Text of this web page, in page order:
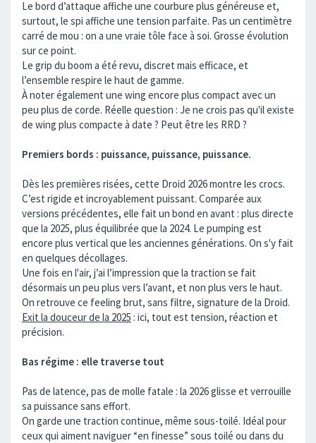
Le bord d’attaque affiche une courbure plus généreuse et,
surtout, le spi affiche une tension parfaite. Pas un centimètre
carré de mou : on a une vraie tôle face à soi. Grosse évolution
sur ce point.
Le grip du boom a été revu, discret mais efficace, et
l’ensemble respire le haut de gamme.
À noter également une wing encore plus compact avec un
peu plus de corde. Réelle question : Je ne crois pas qu'il existe
de wing plus compacte à date ? Peut être les RRD ?
Premiers bords : puissance, puissance, puissance.
Dès les premières risées, cette Droid 2026 montre les crocs.
C’est rigide et incroyablement puissant. Comparée aux
versions précédentes, elle fait un bond en avant : plus directe
que la 2025, plus équilibrée que la 2024. Le pumping est
encore plus vertical que les anciennes générations. On s'y fait
en quelques décollages.
Une fois en l'air, j’ai l’impression que la traction se fait
désormais un peu plus vers l’avant, et non plus vers le haut.
On retrouve ce feeling brut, sans filtre, signature de la Droid.
Exit la douceur de la 2025 : ici, tout est tension, réaction et
précision.
Bas régime : elle traverse tout
Pas de latence, pas de molle fatale : la 2026 glisse et verrouille
sa puissance sans effort.
On garde une traction continue, même sous-toilé. Idéal pour
ceux qui aiment naviguer “en finesse” sous toilé ou dans du